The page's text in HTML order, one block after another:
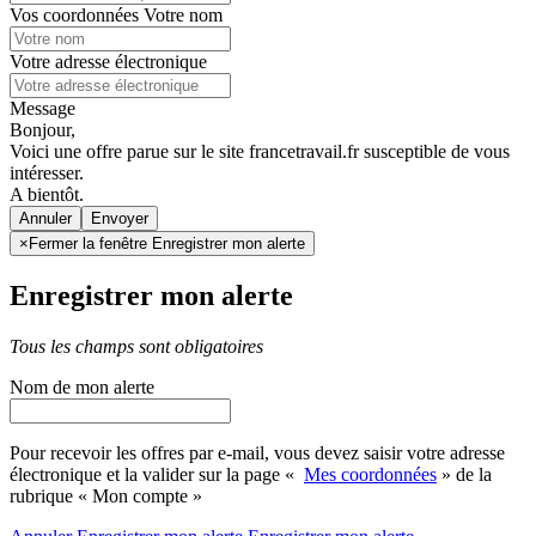
Vos coordonnées Votre nom
Votre adresse électronique
Message
Bonjour,
Voici une offre parue sur le site francetravail.fr susceptible de vous
intéresser.
A bientôt.
Annuler
× Fermer la fenêtre Enregistrer mon alerte
Enregistrer mon alerte
Tous les champs sont obligatoires
Nom de mon alerte
Pour recevoir les offres par e-mail, vous devez saisir votre adresse
électronique et la valider sur la page « Mes coordonnées » de la
rubrique « Mon compte »